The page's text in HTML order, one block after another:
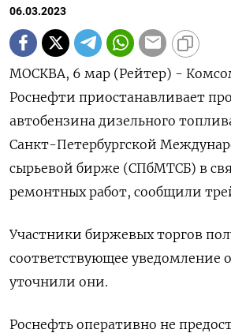
06.03.2023
МОСКВА, 6 мар (Рейтер) -
Роснефти приостанавливает
автобензина дизельного
Санкт-Петербургской
сырьевой бирже (СПбМТСБ) в
ремонтных работ, сообщили
Участники биржевых торгов
соответствующее уведомление
уточнили они.
Роснефть оперативно не